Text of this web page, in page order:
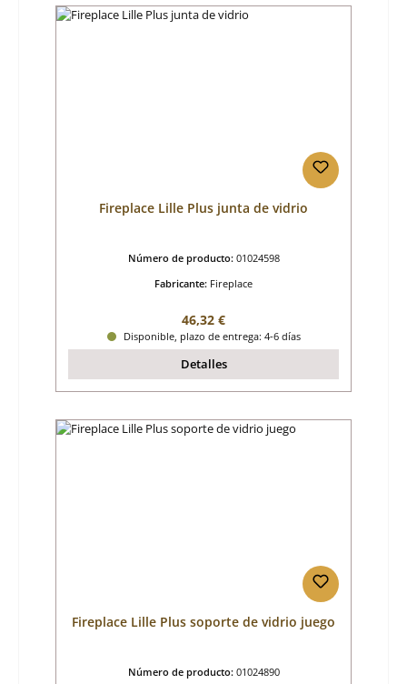
Fireplace Lille Plus junta de vidrio
Número de producto: 01024598
Fabricante: Fireplace
Precio normal:
46,32 €
Disponible, plazo de entrega: 4-6 días
Detalles
Fireplace Lille Plus soporte de vidrio juego
Número de producto: 01024890